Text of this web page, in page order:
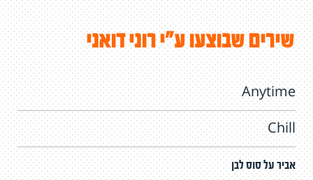
שירים שבוצעו ע"י רוני דואני
Anytime
Chill
אביר על סוס לבן